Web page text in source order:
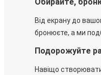
Від екрану до
бронюєте, а ми
Подорожуйте
Навіщо